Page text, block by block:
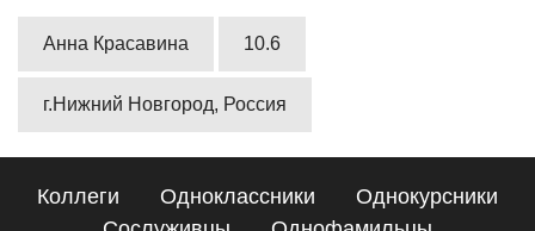
Анна Красавина 10.6
г.Нижний Новгород, Россия
Коллеги Одноклассники
Однокурсники